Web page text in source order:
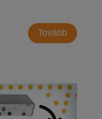
Tovább